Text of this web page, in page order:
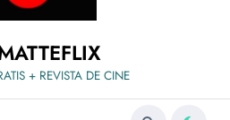
+ REVISTA DE CINE